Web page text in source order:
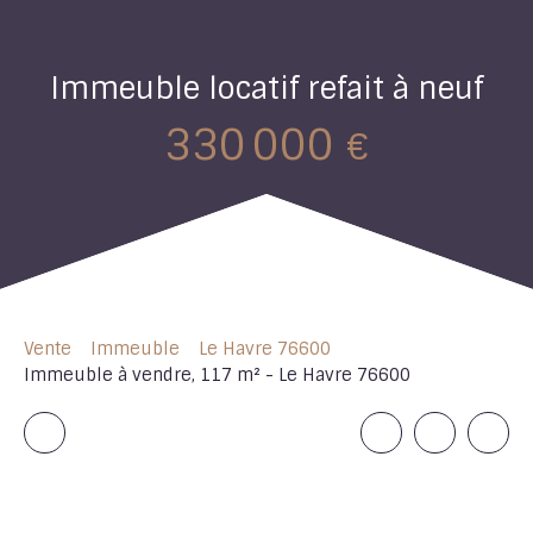
Immeuble locatif refait à neuf
330 000 €
Vente Immeuble
Le Havre 76600
Immeuble à vendre, 117 m² - Le Havre 76600